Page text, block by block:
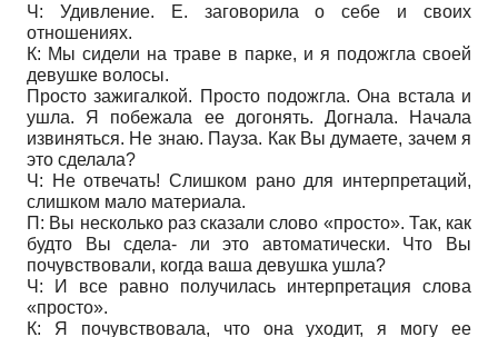
Ч: Удивление. Е. заговорила о себе и своих
отношениях.
К: Мы сидели на траве в парке, и я подожгла своей
девушке волосы.
Просто зажигалкой. Просто подожгла. Она встала и
ушла. Я побежала ее догонять. Догнала. Начала
извиняться. Не знаю. Пауза. Как Вы думаете, зачем я
это сделала?
Ч: Не отвечать! Слишком рано для интерпретаций,
слишком мало материала.
П: Вы несколько раз сказали слово «просто». Так, как
будто Вы сдела- ли это автоматически. Что Вы
почувствовали, когда ваша девушка ушла?
Ч: И все равно получилась интерпретация слова
«просто».
К: Я почувствовала, что она уходит, я могу ее